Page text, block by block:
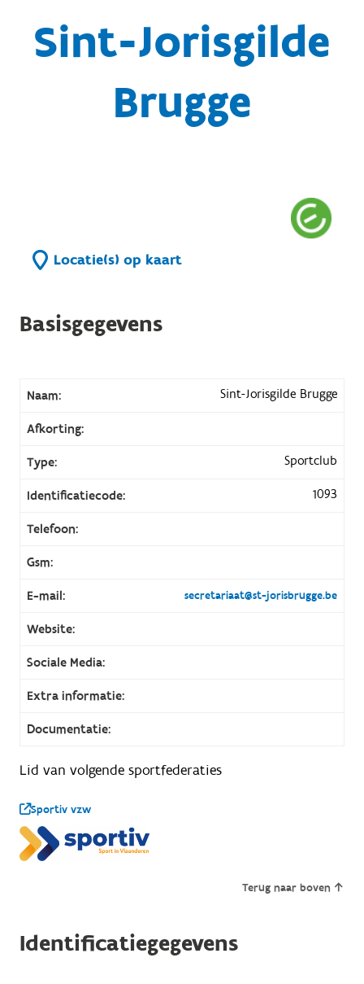
Sint-Jorisgilde
Brugge
Locatie(s) op kaart
Basisgegevens
Naam: Sint-Jorisgilde Brugge
Afkorting:
Type: Sportclub
Identificatiecode: 1093
Telefoon:
Gsm:
E-mail: secretariaat@st-jorisbrugge.be
Website:
Sociale Media:
Extra informatie:
Documentatie:
Lid van volgende sportfederaties
Sportiv vzw
Terug naar boven
Identificatiegegevens